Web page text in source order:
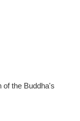
of the Buddha's